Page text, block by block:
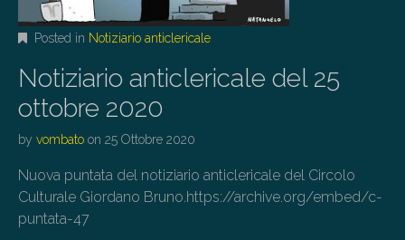
Posted in Notiziario anticlericale
Notiziario anticlericale del 25
ottobre 2020
by vombato on 25 Ottobre 2020
Nuova puntata del notiziario anticlericale del Circolo
Culturale Giordano Bruno.https://archive.org/embed/c-
puntata-47